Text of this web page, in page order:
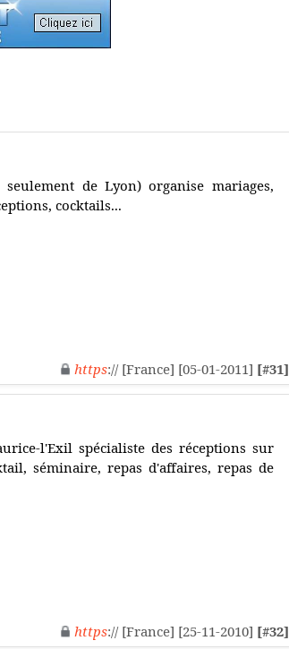
de Lyon) organise mariages,
cocktails...
https:// [France] [05-01-2011] [#31]
l'Exil spécialiste des réceptions sur
séminaire, repas d'affaires, repas de
https:// [France] [25-11-2010] [#32]